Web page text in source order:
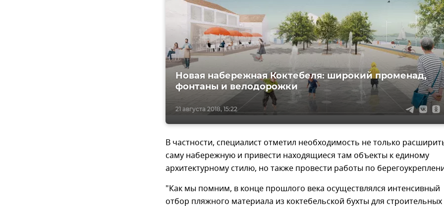
21 августа 2018, 15:22
Новая набережная Коктебеля: широкий променад,
фонтаны и велодорожки
В частности, специалист отметил необходимость не только
саму набережную и привести находящиеся там объекты к единому
архитектурному стилю, но также провести работы по
"Как мы помним, в конце прошлого века осуществлялся интенсивный
отбор пляжного материала из коктебельской бухты для строительных